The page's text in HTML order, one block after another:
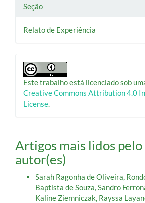
Seção
Relato de Experiência
Este trabalho está licenciado sob
Creative Commons Attribution 4.0
License.
Artigos mais lidos pelo
autor(es)
Sarah Ragonha de Oliveira,
Baptista de Souza, Sandro
Kaline Ziemniczak, Rayssa